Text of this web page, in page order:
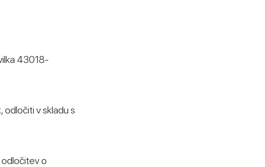
43018-
odločiti v skladu s
o